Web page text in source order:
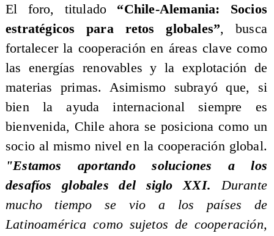
El foro, titulado “Chile-Alemania: Socios
estratégicos para retos globales”, busca
fortalecer la cooperación en áreas clave como
las energías renovables y la explotación de
materias primas. Asimismo subrayó que, si
bien la ayuda internacional siempre es
bienvenida, Chile ahora se posiciona como un
socio al mismo nivel en la cooperación global.
"Estamos aportando soluciones a los
desafíos globales del siglo XXI.Durante
mucho tiempo se vio a los países de
Latinoamérica como sujetos de cooperación,